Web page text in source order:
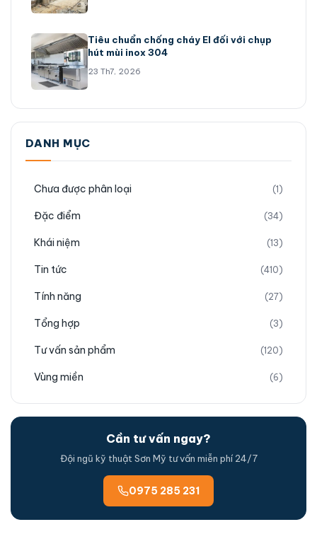
Tiêu chuẩn chống cháy EI đối với chụp
hút mùi inox 304
23 Th7, 2026
DANH MỤC
Chưa được phân loại (1)
Đặc điểm (34)
Khái niệm (13)
Tin tức (410)
Tính năng (27)
Tổng hợp (3)
Tư vấn sản phẩm (120)
Vùng miền (6)
Cần tư vấn ngay?
Đội ngũ kỹ thuật Sơn Mỹ tư vấn miễn phí 24/7
0975 285 231